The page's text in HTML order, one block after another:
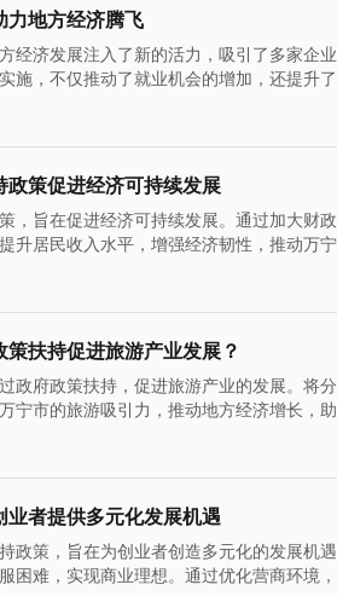
力地方经济腾飞
经济发展注入了新的活力，吸引了多家企
施，不仅推动了就业机会的增加，还提升
策促进经济可持续发展
，旨在促进经济可持续发展。通过加大财
升居民收入水平，增强经济韧性，推动万
扶持促进旅游产业发展？
政府政策扶持，促进旅游产业的发展。将
宁市的旅游吸引力，推动地方经济增长，
者提供多元化发展机遇
政策，旨在为创业者创造多元化的发展机
困难，实现商业理想。通过优化营商环境